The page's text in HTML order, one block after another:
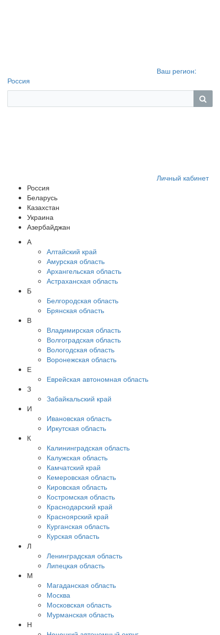
Ваш регион:
Россия
Личный кабинет
Россия
Беларусь
Казахстан
Украина
Азербайджан
А
Алтайский край
Амурская область
Архангельская область
Астраханская область
Б
Белгородская область
Брянская область
В
Владимирская область
Волгоградская область
Вологодская область
Воронежская область
Е
Еврейская автономная область
З
Забайкальский край
И
Ивановская область
Иркутская область
К
Калининградская область
Калужская область
Камчатский край
Кемеровская область
Кировская область
Костромская область
Краснодарский край
Красноярский край
Курганская область
Курская область
Л
Ленинградская область
Липецкая область
М
Магаданская область
Москва
Московская область
Мурманская область
Н